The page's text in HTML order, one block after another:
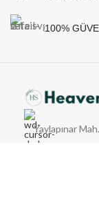
100%
Yaylapınar